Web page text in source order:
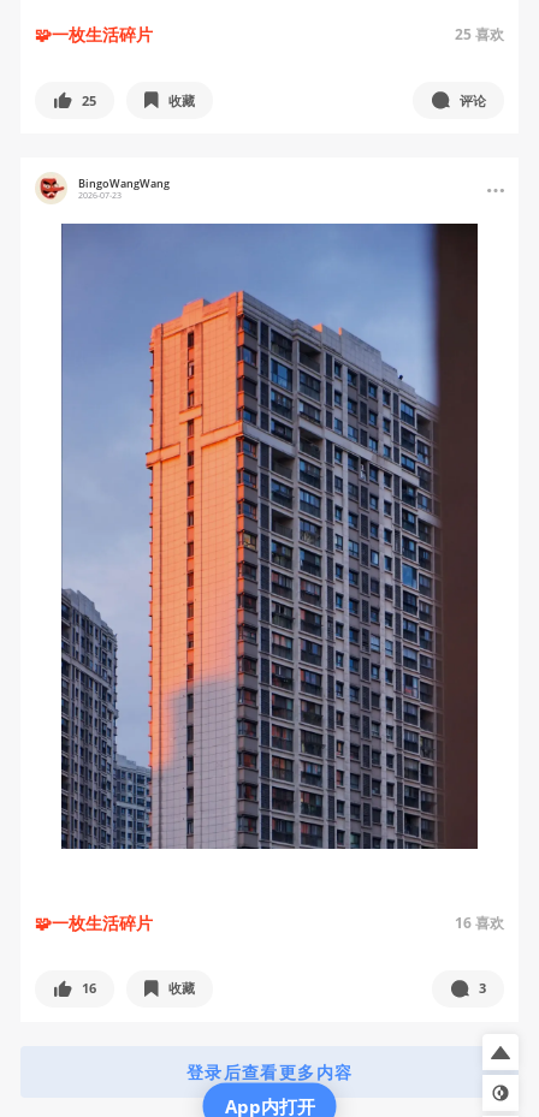
🧩一枚生活碎片 25 喜欢
25 收藏 评论
BingoWangWang
2026-07-23
🧩一枚生活碎片 16喜欢
16 收藏 3
登录后查看更多内容
App内打开